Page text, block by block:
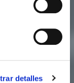
detalles